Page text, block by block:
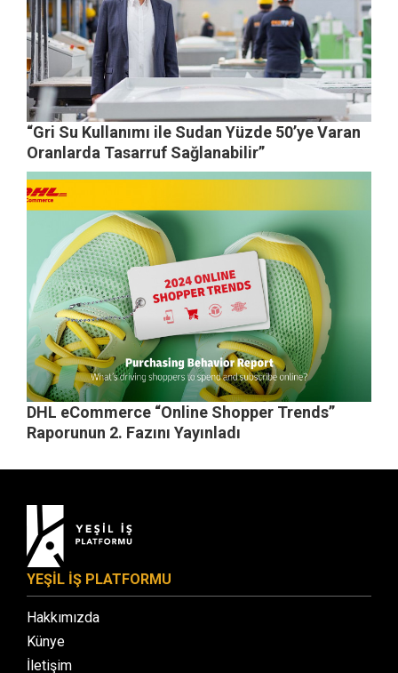
“Gri Su Kullanımı ile Sudan Yüzde 50’ye Varan
Oranlarda Tasarruf Sağlanabilir”
DHL eCommerce “Online Shopper Trends”
Raporunun 2. Fazını Yayınladı
YEŞİL İŞ PLATFORMU
Hakkımızda
Künye
İletişim